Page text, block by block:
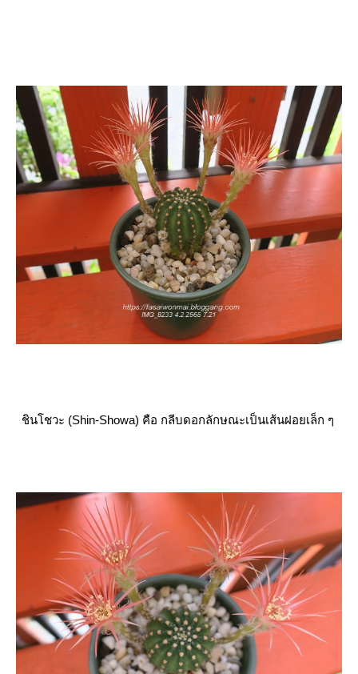
ชินโชวะ (Shin-Showa) คือ กลีบดอกลักษณะเป็นเส้นฝอยเล็ก ๆ